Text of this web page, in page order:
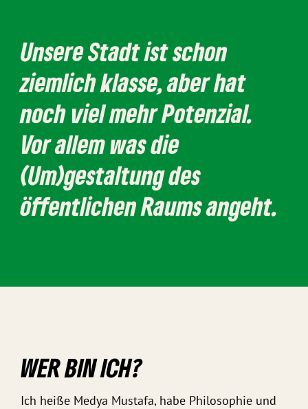
Unsere Stadt ist schon
ziemlich klasse, aber hat
noch viel mehr Potenzial.
Vor allem was die
(Um)gestaltung des
öffentlichen Raums angeht.
WER BIN ICH?
Ich heiße Medya Mustafa, habe Philosophie und